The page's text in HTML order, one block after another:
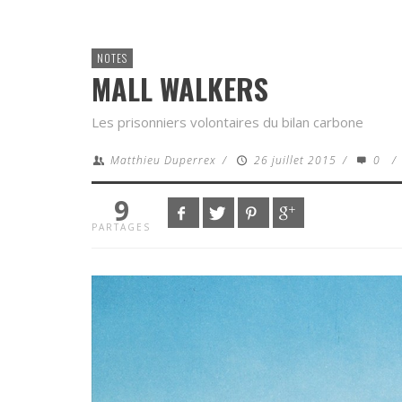
NOTES
MALL WALKERS
Les prisonniers volontaires du bilan carbone
Matthieu Duperrex / 26 juillet 2015 / 0 /
9
PARTAGES